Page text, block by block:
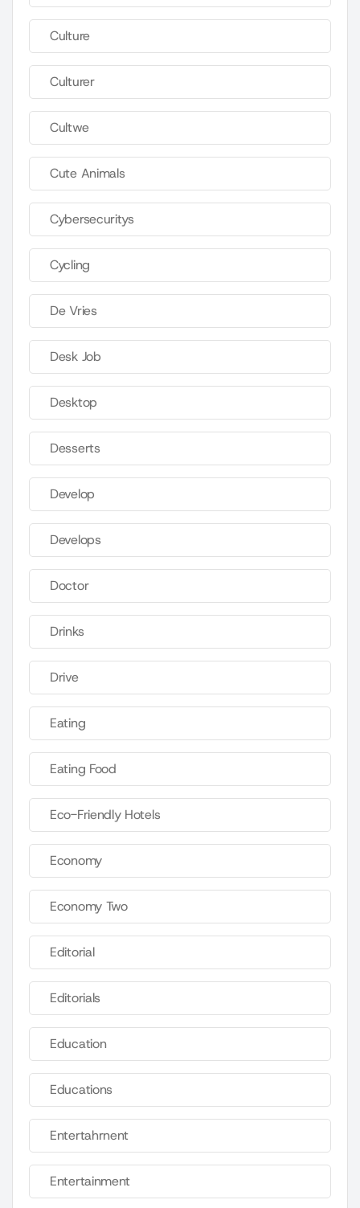
Culture
Culturer
Cultwe
Cute Animals
Cybersecuritys
Cycling
De Vries
Desk Job
Desktop
Desserts
Develop
Develops
Doctor
Drinks
Drive
Eating
Eating Food
Eco-Friendly Hotels
Economy
Economy Two
Editorial
Editorials
Education
Educations
Entertahrnent
Entertainment